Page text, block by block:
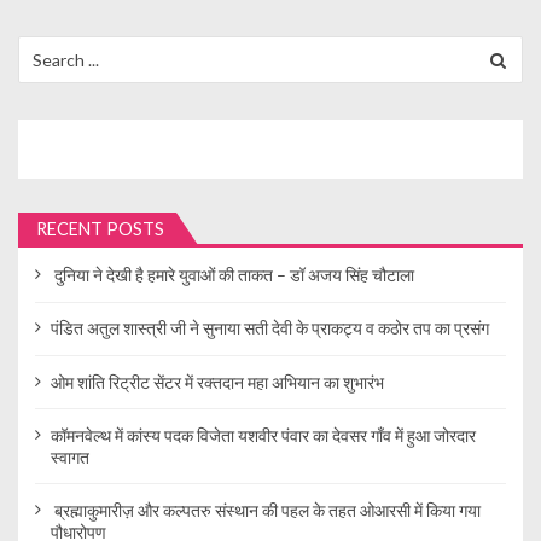
for:
RECENT POSTS
दुनिया ने देखी है हमारे युवाओं की ताकत – डॉ अजय सिंह चौटाला
पंडित अतुल शास्त्री जी ने सुनाया सती देवी के प्राकट्य व कठोर तप का प्रसंग
ओम शांति रिट्रीट सेंटर में रक्तदान महा अभियान का शुभारंभ
कॉमनवेल्थ में कांस्य पदक विजेता यशवीर पंवार का देवसर गाँव में हुआ जोरदार
स्वागत
ब्रह्माकुमारीज़ और कल्पतरु संस्थान की पहल के तहत ओआरसी में किया गया
पौधारोपण